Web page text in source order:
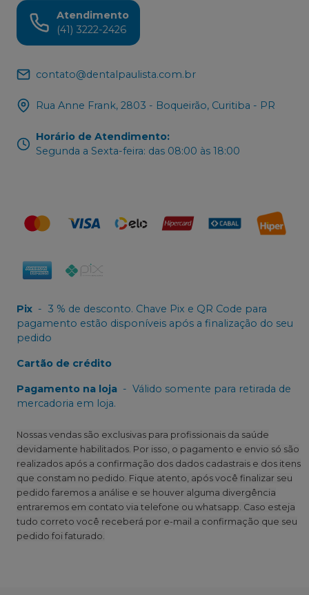
Atendimento
(41) 3222-2426
contato@dentalpaulista.com.br
Rua Anne Frank, 2803 - Boqueirão, Curitiba - PR
Horário de Atendimento:
Segunda a Sexta-feira: das 08:00 às 18:00
Pix - 3 % de desconto. Chave Pix e QR Code para
pagamento estão disponíveis após a finalização do seu
pedido
Cartão de crédito
Pagamento na loja - Válido somente para retirada de
mercadoria em loja.
Nossas vendas são exclusivas para profissionais da saúde
devidamente habilitados. Por isso, o pagamento e envio só são
realizados após a confirmação dos dados cadastrais e dos itens
que constam no pedido. Fique atento, após você finalizar seu
pedido faremos a análise e se houver alguma divergência
entraremos em contato via telefone ou whatsapp. Caso esteja
tudo correto você receberá por e-mail a confirmação que seu
pedido foi faturado.